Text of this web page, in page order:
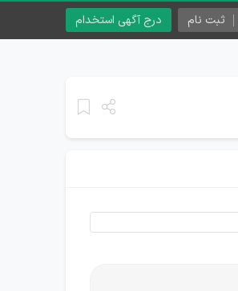
درج آگهی استخدام ثبت نام